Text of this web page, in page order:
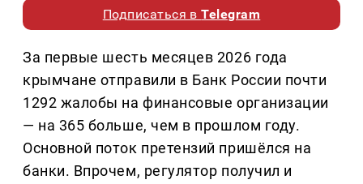
Подписаться вTelegram
За первые шесть месяцев 2026 года
крымчане отправили в Банк России почти
1292 жалобы на финансовые организации
— на 365 больше, чем в прошлом году.
Основной поток претензий пришёлся на
банки. Впрочем, регулятор получил и